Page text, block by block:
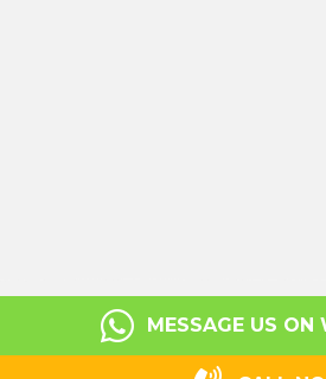
MESSAGE US ON